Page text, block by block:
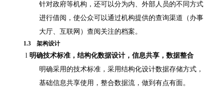
针对政府等机构，还可以分为内、外部人员的不同方式
进行借阅，使公众可以通过机构提供的查询渠道（办事
大厅、互联网）查阅关注的档案。
1.3 架构设计
l 明确技术标准，结构化数据设计，信息共享，数据整合
明确采用的技术标准，采用结构化设计数据存储方式，
基础信息共享使用，整合数据流，做到有点有面。